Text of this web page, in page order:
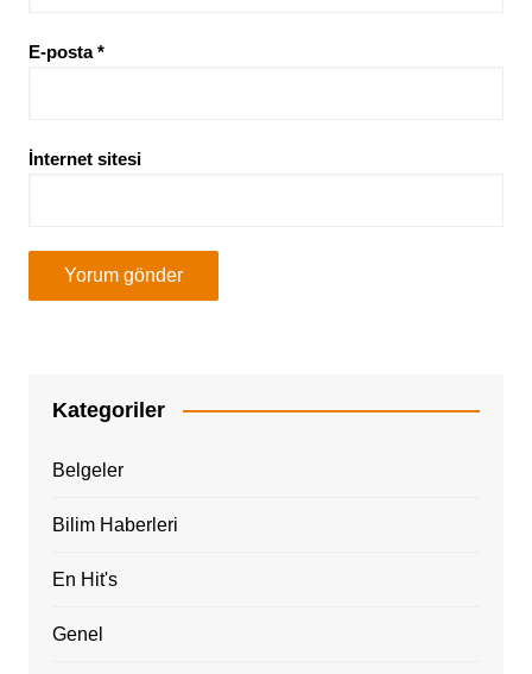
E-posta*
İnternet sitesi
Kategoriler
Belgeler
Bilim Haberleri
En Hit's
Genel